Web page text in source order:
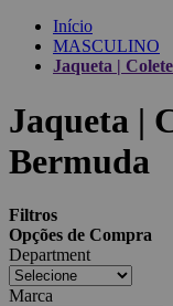
Início
MASCULINO
Jaqueta |
Jaqueta |
Bermuda
Filtros
Opções de Compra
Department
Marca